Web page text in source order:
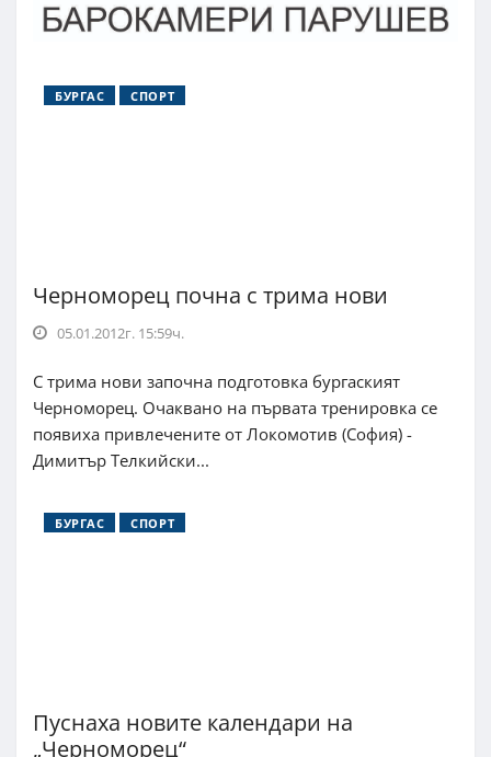
БУРГАС СПОРТ
Черноморец почна с трима нови
05.01.2012г. 15:59ч.
С трима нови започна подготовка бургаският
Черноморец. Очаквано на първата тренировка се
появиха привлечените от Локомотив (София) -
Димитър Телкийски...
БУРГАС СПОРТ
Пуснаха новите календари на
„Черноморец“